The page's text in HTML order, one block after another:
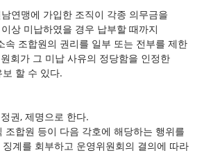
연맹에 가입한 조직이 각종 의무금을
상 미납하였을 경우 납부할 때까지
속 조합원의 권리를 일부 또는 전부를 제한
회가 그 미납 사유의 정당함을 인정한
할 수 있다.
권, 제명으로 한다.
합원 등이 다음 각호에 해당하는 행위를
계를 회부하고 운영위원회의 결의에 따라